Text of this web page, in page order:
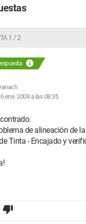
1 / 2
ene. 2008 a las 08:35
de alineación de
Tinta - Encajado y